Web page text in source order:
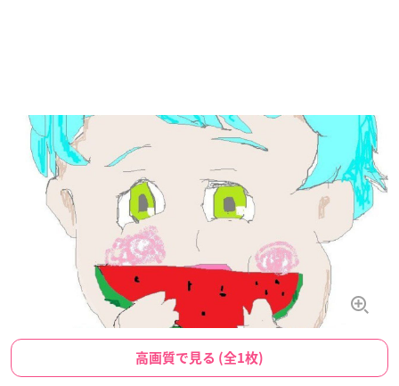
高画質で見る (全1枚)